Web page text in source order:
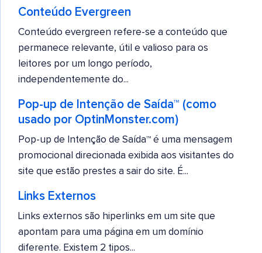
Conteúdo Evergreen
Conteúdo evergreen refere-se a conteúdo que
permanece relevante, útil e valioso para os
leitores por um longo período,
independentemente do...
Pop-up de Intenção de Saída™ (como
usado por OptinMonster.com)
Pop-up de Intenção de Saída™ é uma mensagem
promocional direcionada exibida aos visitantes do
site que estão prestes a sair do site. É...
Links Externos
Links externos são hiperlinks em um site que
apontam para uma página em um domínio
diferente. Existem 2 tipos...